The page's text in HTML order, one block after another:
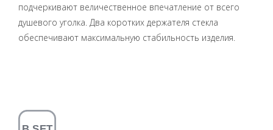
подчеркивают величественное впечатление от всего
душевого уголка. Два коротких держателя стекла
обеспечивают максимальную стабильность изделия.